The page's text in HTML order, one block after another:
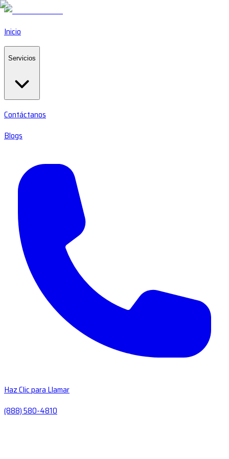
Inicio
Servicios
Contáctanos
Blogs
Haz Clic para Llamar
(888) 580-4810